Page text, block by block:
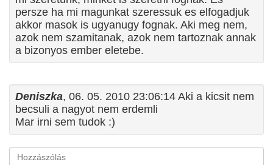
persze ha mi magunkat szeressuk es elfogadjuk
akkor masok is ugyanugy fognak. Aki meg nem,
azok nem szamitanak, azok nem tartoznak annak
a bizonyos ember eletebe.
Deniszka, 06. 05. 2010 23:06:14 Aki a kicsit nem
becsuli a nagyot nem erdemli
Mar irni sem tudok :)